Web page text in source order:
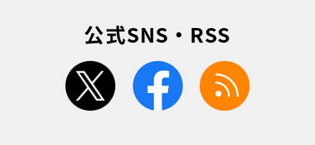
公式SNS・RSS
twitter facebook